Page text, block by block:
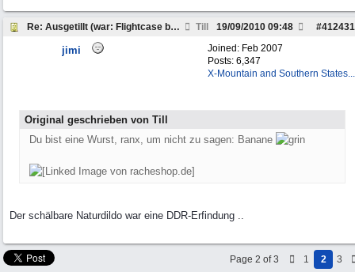
Re: Ausgetillt (war: Flightcase bauen Workshop... Till #412431
19/09/2010 09:48
Joined: Feb 2007
Posts: 6,347
X-Mountain and Southern States...
jimi
Original geschrieben von Till
Du bist eine Wurst, ranx, um nicht zu sagen: Banane
Der schälbare Naturdildo war eine DDR-Erfindung ..
Page 2 of 3 1 2
3